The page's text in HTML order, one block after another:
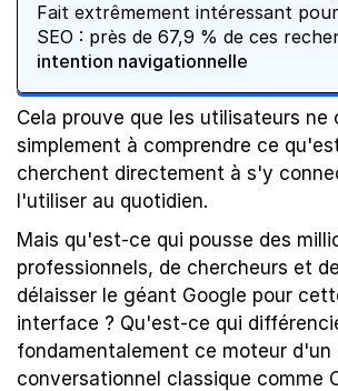
Fait extrêmement intéressant
intention navigationnelle
Cela prouve que les utilisateurs ne
simplement à comprendre ce
cherchent directement à s'y
l'utiliser au quotidien.
Mais qu'est-ce qui pousse des
professionnels, de chercheurs et
délaisser le géant Google pour
interface ? Qu'est-ce qui
fondamentalement ce moteur d'un
conversationnel classique comme